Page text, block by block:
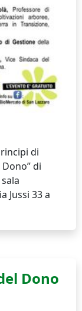
di
di
Jussi 33 a
Dono